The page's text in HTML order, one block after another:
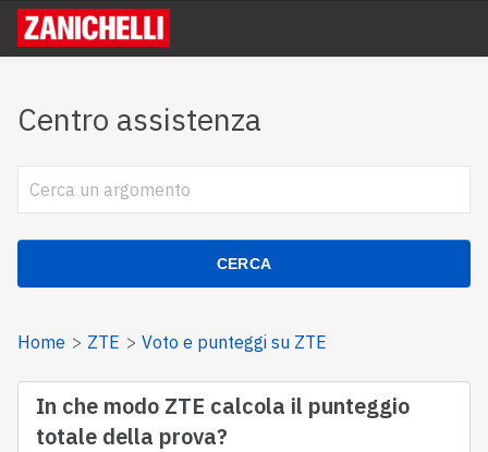
Centro assistenza
CERCA
Home ZTE Voto e punteggi su ZTE
In che modo ZTE calcola il punteggio
totale della prova?